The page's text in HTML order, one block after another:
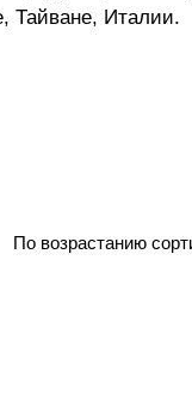
Тайване, Италии.
По возрастанию